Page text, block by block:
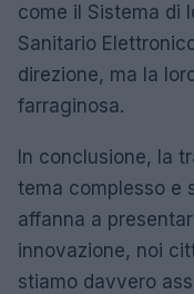
come il Sistema di
Sanitario
direzione, ma la
farraginosa.
In conclusione, la
tema complesso e
affanna a
innovazione, noi
stiamo davvero